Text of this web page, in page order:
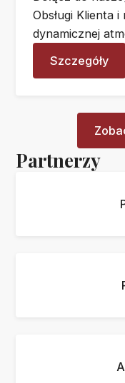
Obsługi Klienta
dynamicznej
Szczegóły
Partnerzy